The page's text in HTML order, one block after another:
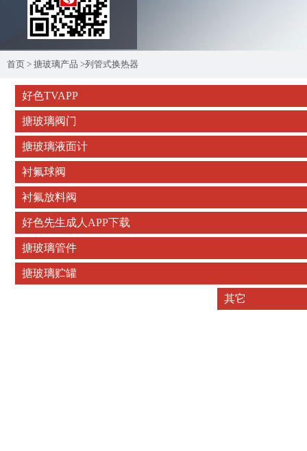
首页 > 搪玻璃产品 >列管式换热器
好色TVAPP
搪玻璃阀门
搪玻璃液面计
衬氟球阀
衬氟放料阀
好色先生成人APP下载
搪玻璃管件
搪玻璃贮罐
其它